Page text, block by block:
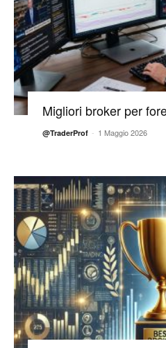
Migliori broker per
@TraderProf - 1 Maggio 2026